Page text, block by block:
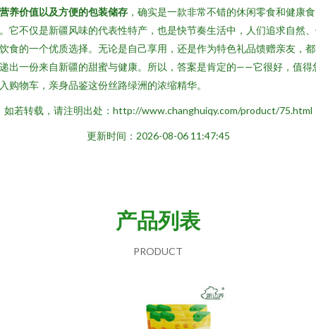
养价值以及方便的包装储存 ，确实是一款非常不错的休闲零食和健康食
它不仅是新疆风味的代表性特产，也是快节奏生活中，人们追求自然
食的一个优质选择。无论是自己享用，还是作为特色礼品馈赠亲友，
出一份来自新疆的甜蜜与健康。所以，答案是肯定的——它很好，值得
购物车，亲身品鉴这份丝路绿洲的浓缩精华。
如若转载，请注明出处：http://www.changhuiqy.com/product/75.html
更新时间：2026-08-06 11:47:45
产品列表
PRODUCT